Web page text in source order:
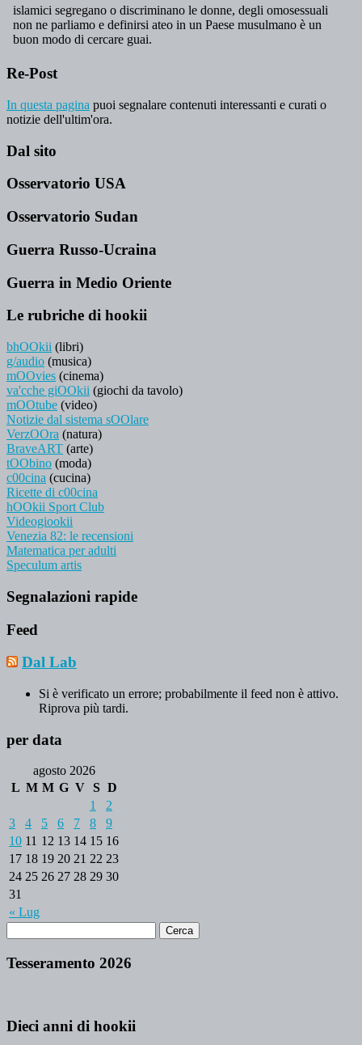
Re-Post
In questa pagina puoi segnalare contenuti interessanti e curati o
notizie dell'ultim'ora.
Dal sito
Osservatorio USA
Osservatorio Sudan
Guerra Russo-Ucraina
Guerra in Medio Oriente
Le rubriche di hookii
bhOOkii (libri)
g/audio (musica)
mOOvies (cinema)
va'cche giOOkii (giochi da tavolo)
mOOtube (video)
Notizie dal sistema sOOlare
VerzOOra (natura)
BraveART (arte)
tOObino (moda)
c00cina (cucina)
Ricette di c00cina
hOOkii Sport Club
Videogiookii
Venezia 82: le recensioni
Matematica per adulti
Speculum artis
Segnalazioni rapide
Feed
Dal Lab
Si è verificato un errore; probabilmente il feed non è attivo.
Riprova più tardi.
per data
agosto 2026
L M M G V S D
« Lug
1
2
3
4 5 6 7 8
9
10 11 12 13 14 15 16
17 18 19 20 21 22 23
24 25 26 27 28 29 30
31
Tesseramento 2026
Dieci anni di hookii